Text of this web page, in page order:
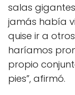
salas
jamás había
quise ir a
haríamos
propio
pies”, afirmó.